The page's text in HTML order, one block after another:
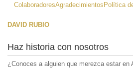
ColaboradoresAgradecimientos Política
DAVID RUBIO
Haz historia con nosotros
¿Conoces a alguien que merezca estar en